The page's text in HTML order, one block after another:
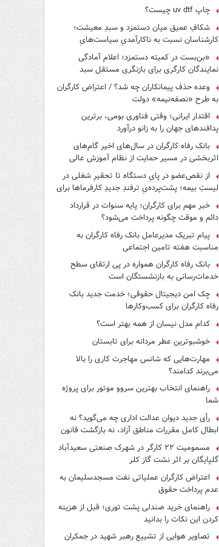
چاپ uv dtf چیست؟
شکافِ عمیق میان دستمزد و سبدِ معیشت؛
کارشناسان نسبت به ناکارآمدیِ سیاست‌هایِ
حمایتی هشدار دادند
«بن‌بست در کمیته دستمزد؛ اعلام آمادگی
نمایندگان کارگری برای بازنگری مستقل سبد
وعده حذف پیمانکاران چه شد؟ / اعتراض کارگران
به طرح «نصفه‌نیمه» دولت
اقتدار ایرانی؛ وقتی فناوری بومی، برترین
پدافندهای جهان را به زانو درآورد
بانک رفاه کارگران در سال‌های اخیر گام‌های
اثربخشی در مسیر حمایت از نظام آموزش عالی
برداشته است
از نقص‌عضو در پایِ دستگاه تا تحقیرِ شغلی در
لیستِ بیمه؛ پشت‌پرده‌یِ ترفندِ جدیدِ کارفرماها برای
فرار از قانون چیست؟
خبر مهم برای کارگران؛ پایه سنوات در قرارداد
دائم و موقت چگونه پرداخت می‌شود؟
پیام تبریک مدیرعامل بانک رفاه کارگران به
مناسبت هفته تامین اجتماعی
بانک رفاه کارگران همواره در پی ارتقای سطح
خدمات‌رسانی به بازنشستگان است
چک امن دیجیتال حقوقی؛ خدمت جدید بانک
رفاه کارگران برای کسب‌وکارها
کدام مدل نیسان از همه بهتر است؟
خوشبوترین عطر مردانه برای تابستان
مهارت‌هایی که شانس مهاجرت کاری را بالا
می‌برند کدامند؟
راهنمای انتخاب بهترین سروو موتور برای پروژه
شما
رأی جدید دیوان عدالت اداری چه می‌گوید؟ نه
ابطال کامل مقررات مناطق آزاد، نه بازگشت قانون
مسمومیت ۲۲ کارگر در شهرک صنعتی سعیدآباد
گلپایگان بر اثر نشت گاز کلر
اعتراض کارگران عملیاتی نفت مسجدسلیمان به
عدم پرداخت حقوق
راهنمای خرید صندلی پشت توری؛ قبل از هزینه
کردن این نکات را بدانید
تصاویر هوایی از تشییع رهبر شهید در جمکران